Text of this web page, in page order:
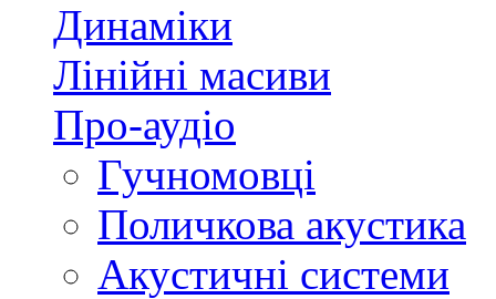
Динаміки
Лінійні масиви
Про-аудіо
Гучномовці
Поличкова акустика
Акустичні системи